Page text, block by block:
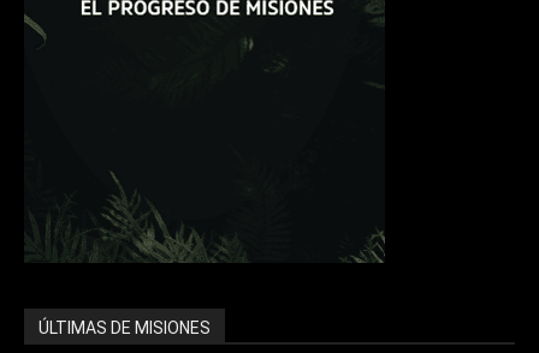
ÚLTIMAS DE MISIONES